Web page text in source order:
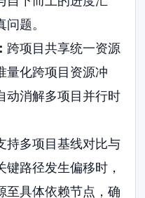
题。
跨项目共享统一资源
量化跨项目资源冲
动消解多项目并行时
持多项目基线对比与
路径发生偏移时，
至具体依赖节点，确